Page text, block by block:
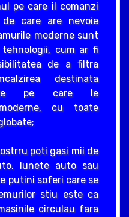
pe care il comanzi
care are nevoie
moderne sunt
cum ar fi
de a filtra
destinata
pe care le
cu toate
poti gasi mii de
lunete auto sau
putini soferi care se
stiu este ca
circulau fara